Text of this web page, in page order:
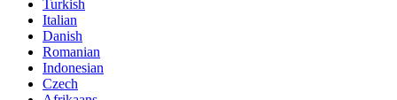
Turkish
Italian
Danish
Romanian
Indonesian
Czech